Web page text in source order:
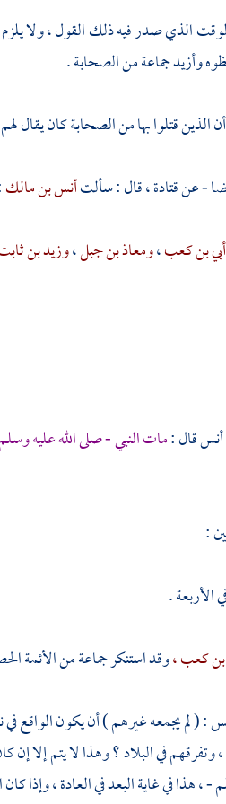
الوقت الذي صدر فيه ذلك القول ،
وأزيد جماعة من الصحابة .
الذين قتلوا بها من الصحابة كان يقال
- عنقتادة، قال : سألتأنس بن مالك
أبي بن كعب،ومعاذ بن جبل،وزيد بن
أنسقال :مات النبي - صلى الله عليه
:
.
بن كعب ،وقد استنكر جماعة من الأئمة
: ( لم يجمعه غيرهم ) أن يكون الواقع
في البلاد ؟ وهذا لا يتم إلا
، هذا في غاية البعد في العادة ، وإذا